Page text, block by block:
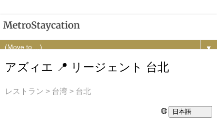
▼
アズィエ 📍 リージェント 台北
レストラン > 台湾 > 台北
🌐 日本語